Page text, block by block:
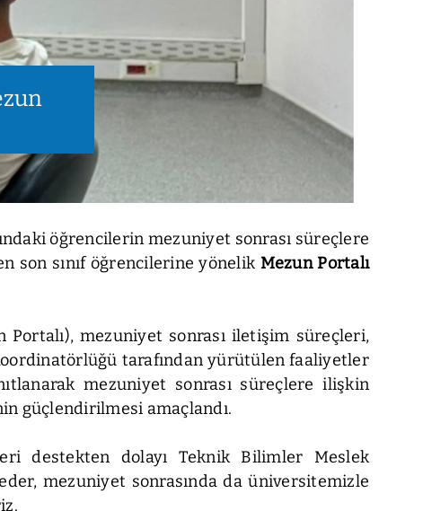
öğrencilerin mezuniyet sonrası süreçlere
son sınıf öğrencilerine yönelik Mezun Portalı
mezuniyet sonrası iletişim süreçleri,
tarafından yürütülen faaliyetler
mezuniyet sonrası süreçlere ilişkin
güçlendirilmesi amaçlandı.
destekten dolayı Teknik Bilimler Meslek
mezuniyet sonrasında da üniversitemizle